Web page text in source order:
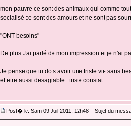
mon pauvre ce sont des animaux qui comme
socialisé ce sont des amours et ne sont pas
"ONT besoins"
De plus J'ai parlé de mon impression et je n'ai
Je pense que tu dois avoir une triste vie sans
et etre aussi desagrable...triste constat
Post� le: Sam 09 Juil 2011, 12h48 Sujet du